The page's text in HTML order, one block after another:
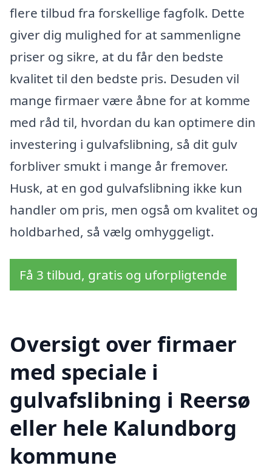
flere tilbud fra forskellige fagfolk. Dette
giver dig mulighed for at sammenligne
priser og sikre, at du får den bedste
kvalitet til den bedste pris. Desuden vil
mange firmaer være åbne for at komme
med råd til, hvordan du kan optimere din
investering i gulvafslibning, så dit gulv
forbliver smukt i mange år fremover.
Husk, at en god gulvafslibning ikke kun
handler om pris, men også om kvalitet og
holdbarhed, så vælg omhyggeligt.
Få 3 tilbud, gratis og uforpligtende
Oversigt over firmaer
med speciale i
gulvafslibning i Reersø
eller hele Kalundborg
kommune